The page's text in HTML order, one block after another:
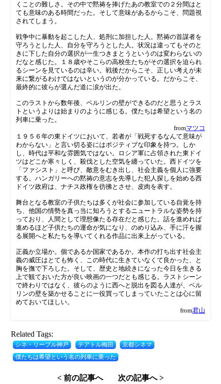
くことの難しさ。その中で黙祷を捧げたあの教室での２分間はと
ても意味のある時間だった。そして意味があるからこそ、問題視
されてしまう。
戦争中に暴動を起こした人、処刑に加担した人。黙祷の首謀者を
守ろうとした人、自分を守ろうとした人。状況は違ってもそのと
きに下した自分の選択が一生つきまとうというのは変わらないの
だなと感じた。１８歳やそこらの高校生たちがその選択を迫られ
るシーンを見ているのは辛い。戦後だからこそ、正しい考えが未
来に繋がるわけではないというのが分かっている。だからこそ、
最終的に彼らが選んだ道に涙が出た。
このラストから数年後、ベルリンの壁ができるのだと思うとラス
トというよりは始まりのように感じる。僕たちは希望という名の
列車に乗った。
fromマツコ
１９５６年の東ドイツにおいて、若者が「戦死するなんて意味が
わからない」と言い切る姿にはポジティブな印象を持つ。しか
し、時代は平和な雰囲気ではない。ロシア軍に占領された東ドイ
ツはどこか寒々しく、殺伐とした空気を纏っていた。西ドイツを
「ファシスト」と呼び、敵意をむき出し、社会主義を個人に強要
する。ハンガリーへの黙祷の意志を先導した犯人探しを始める西
ドイツ政府は、ナチス政権を彷彿とさせ、皮肉を表す。
舞台となる教室の子供たちは多くが社会に参加している自覚を持
ち、他国の情勢を真っ当に知ろうとするニュートラルな姿勢を持
っており、人間として理想像たる存在だと感じた。話を進めれば
進めるほど子供たちの運命が気になり、のめり込み、手に汗を握
る展開へと私たちを導いてくれる作品に出来上がっている。
正義か立場か。個であるか国家であるか。本作の打ち出す社会主
義の威圧はとても怖く、この時代に生きていなくて良かった、と
胸を撫で下ろした。そして、歴史と地続きになった今日を生きる
上で観ておいた方が良い映画の一つだとも感じる。ラストシーン
で終わりではなく、彼らのように西へと脱出を図る人達が、ベル
リンの壁を築かせることに一役買ってしまっていたことは心に留
めておいてほしい。
from君山
Related Tags:
シネ・リーブル神戸 テアトル梅田
京都シネマ
僕たちは希望という名の列車に乗った
< 前の記事へ 次の記事へ >